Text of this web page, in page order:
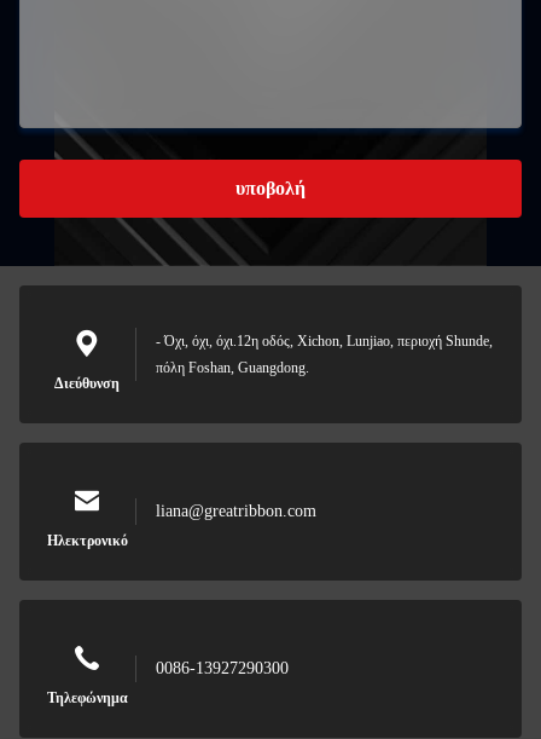
υποβολή
Διεύθυνση
- Όχι, όχι, όχι.12η οδός, Xichon, Lunjiao, περιοχή Shunde,
πόλη Foshan, Guangdong.
Ηλεκτρονικό
liana@greatribbon.com
Τηλεφώνημα
0086-13927290300